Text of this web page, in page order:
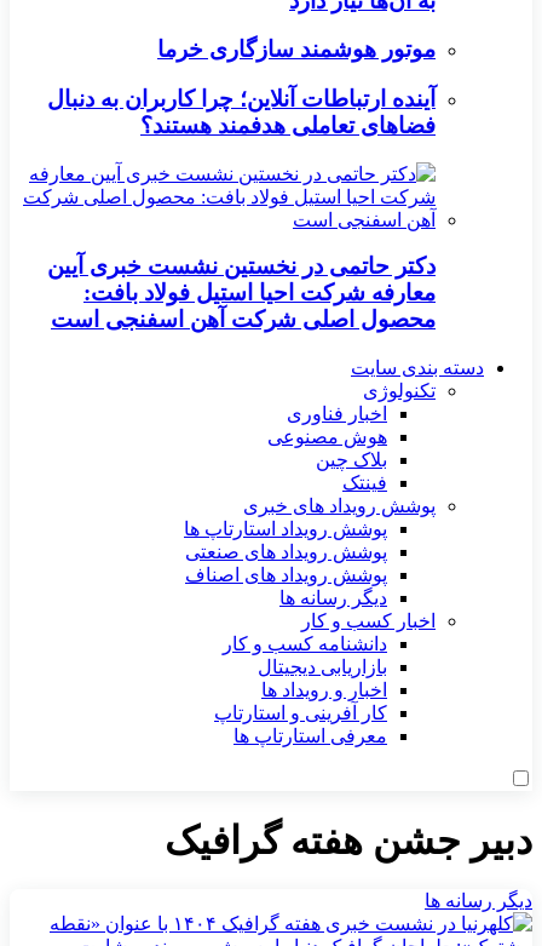
موتور هوشمند سازگاری خرما
آینده ارتباطات آنلاین؛ چرا کاربران به دنبال
فضاهای تعاملی هدفمند هستند؟
دکتر حاتمی در نخستین نشست خبری آیین
معارفه شرکت احیا استیل فولاد بافت:
محصول اصلی شرکت آهن اسفنجی است
دسته بندی سایت
تکنولوژی
اخبار فناوری
هوش مصنوعی
بلاک چین
فینتک
پوشش رویداد های خبری
پوشش رویداد استارتاپ ها
پوشش رویداد های صنعتی
پوشش رویداد های اصناف
دیگر رسانه ها
اخبار کسب و کار
دانشنامه کسب و کار
بازاریابی دیجیتال
اخبار و رویداد ها
کار آفرینی و استارتاپ
معرفی استارتاپ ها
دبیر جشن هفته گرافیک
دیگر رسانه ها